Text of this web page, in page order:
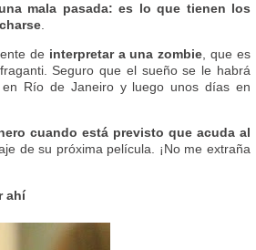
mala pasada: es lo que tienen los
de interpretar a una zombie , que es
Seguro que el sueño se le habrá
Río de Janeiro y luego unos días en
cuando está previsto que acuda al
de su próxima película. ¡No me extraña
ahí